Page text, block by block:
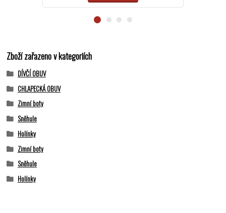
Zboží zařazeno v kategoriích
DÍVČÍ OBUV
CHLAPECKÁ OBUV
Zimní boty
Sněhule
Holínky
Zimní boty
Sněhule
Holínky